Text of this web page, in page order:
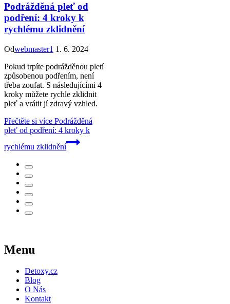
Podrážděná pleť od
podření: 4 kroky k
rychlému zklidnění
Odwebmaster1 1. 6. 2024
Pokud trpíte podrážděnou pletí
způsobenou podřením, není
třeba zoufat. S následujícími 4
kroky můžete rychle zklidnit
pleť a vrátit jí zdravý vzhled.
Přečtěte si více Podrážděná
pleť od podření: 4 kroky k
rychlému zklidnění
Menu
Detoxy.cz
Blog
O Nás
Kontakt